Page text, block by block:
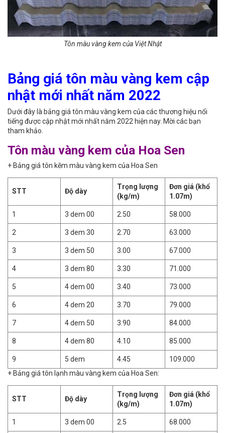
Tôn màu vàng kem của Việt Nhật
Bảng giá tôn màu vàng kem cập
nhật mới nhất năm 2022
Dưới đây là bảng giá tôn màu vàng kem của các thương hiệu nổi
tiếng được cập nhật mới nhất năm 2022 hiện nay. Mời các bạn
tham khảo.
Tôn màu vàng kem của Hoa Sen
+ Bảng giá tôn kẽm màu vàng kem của Hoa Sen
STT Độ dày
Trọng lượng
(kg/m)
Đơn giá (khổ
1.07m)
1 3 dem 00 2.50 58.000
2 3 dem 30 2.70 63.000
3 3 dem 50 3.00 67.000
4 3 dem 80 3.30 71.000
5 4 dem 00 3.40 73.000
6 4 dem 20 3.70 79.000
7 4 dem 50 3.90 84.000
8 4 dem 80 4.10 85.000
9 5 dem 4.45
109.000
+ Bảng giá tôn lạnh màu vàng kem của Hoa Sen:
STT Độ dày
Trọng lượng
(kg/m)
Đơn giá (khổ
1.07m)
1 3 dem 00 2.5 68.000